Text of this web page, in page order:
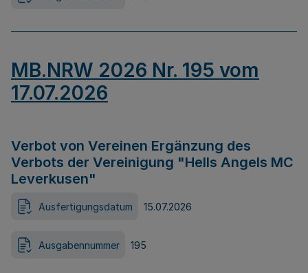
MB.NRW 2026 Nr. 195 vom
17.07.2026
Verbot von Vereinen Ergänzung des
Verbots der Vereinigung "Hells Angels MC
Leverkusen"
Ausfertigungsdatum 15.07.2026
Ausgabennummer 195